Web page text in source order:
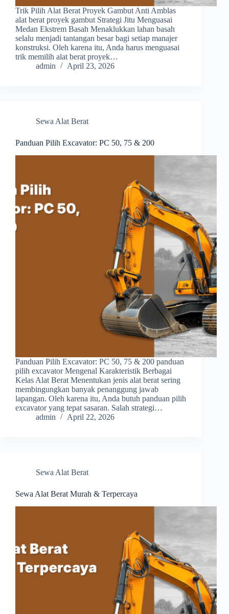
Trik Pilih Alat Berat Proyek Gambut Anti Amblas
alat berat proyek gambut Strategi Jitu Menguasai
Medan Ekstrem Basah Menaklukkan lahan basah
selalu menjadi tantangan besar bagi setiap manajer
konstruksi. Oleh karena itu, Anda harus menguasai
trik memilih alat berat proyek…
admin
April 23, 2026
Sewa Alat Berat
Panduan Pilih Excavator: PC 50, 75 & 200
Panduan Pilih Excavator: PC 50, 75 & 200 panduan
pilih excavator Mengenal Karakteristik Berbagai
Kelas Alat Berat Menentukan jenis alat berat sering
membingungkan banyak penanggung jawab
lapangan. Oleh karena itu, Anda butuh panduan pilih
excavator yang tepat sasaran. Salah strategi…
admin
April 22, 2026
Sewa Alat Berat
Sewa Alat Berat Murah & Terpercaya